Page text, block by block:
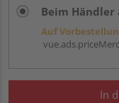
Beim Händler
Auf
In